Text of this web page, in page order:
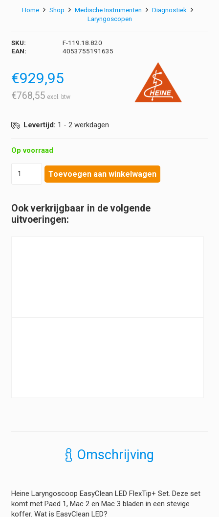
Home Shop Medische Instrumenten
Diagnostiek
Laryngoscopen
SKU:
F-119.18.820
EAN:
4053755191635
€929,95
€768,55
Levertijd: 1 - 2 werkdagen
Op voorraad
|
Paed
Toevoegen aan winkelwagen
Ook verkrijgbaar in de volgende
uitvoeringen:
Omschrijving
Heine Laryngoscoop EasyClean LED FlexTip+ Set. Deze set
komt met Paed 1, Mac 2 en Mac 3 bladen in een stevige
koffer. Wat is EasyClean LED?